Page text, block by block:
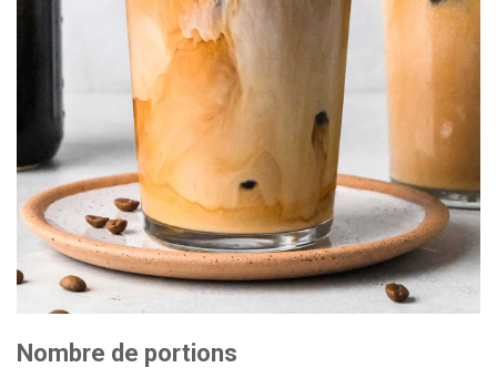
Nombre de portions